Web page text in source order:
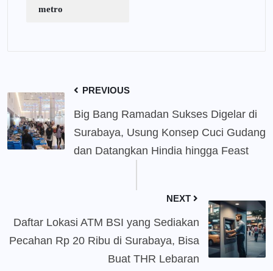
metro
PREVIOUS
Big Bang Ramadan Sukses Digelar di
Surabaya, Usung Konsep Cuci Gudang
dan Datangkan Hindia hingga Feast
NEXT
Daftar Lokasi ATM BSI yang Sediakan
Pecahan Rp 20 Ribu di Surabaya, Bisa
Buat THR Lebaran